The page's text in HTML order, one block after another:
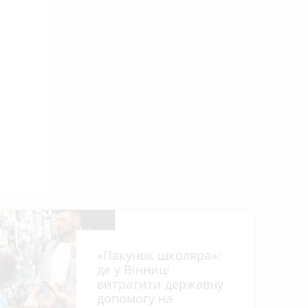
«Пакунок школяра»:
де у Вінниці
витратити державну
допомогу на